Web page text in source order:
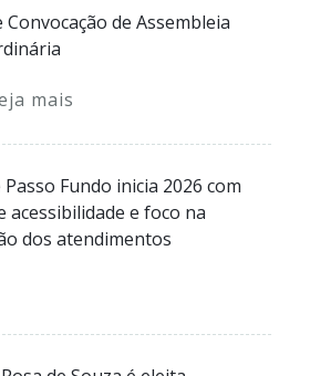
Convocação de Assembleia
mais
Passo Fundo inicia 2026 com
acessibilidade e foco na
dos atendimentos